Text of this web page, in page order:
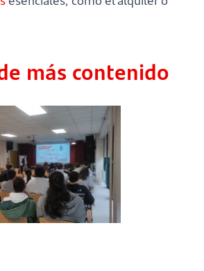
más contenido